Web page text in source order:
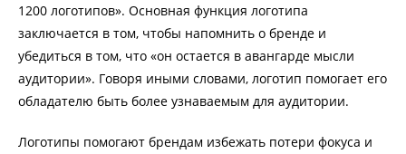
1200 логотипов». Основная функция логотипа
заключается в том, чтобы напомнить о бренде и
убедиться в том, что «он остается в авангарде мысли
аудитории». Говоря иными словами, логотип помогает его
обладателю быть более узнаваемым для аудитории.
Логотипы помогают брендам избежать потери фокуса и